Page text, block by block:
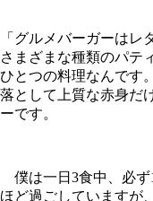
「グルメバーガーはレ
さまざまな種類のパテ
ひとつの料理なんです
落として上質な赤身だ
ーです。
僕は一日3食中、必ず
ほど過ごしていますが